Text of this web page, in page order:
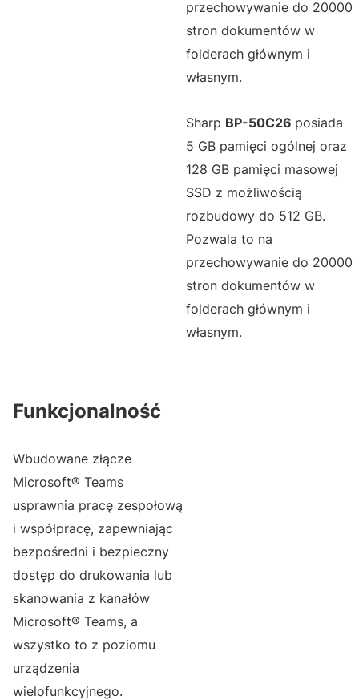
przechowywanie do 20000
stron dokumentów w
folderach głównym i
własnym.
Sharp BP-50C26 posiada
5 GB pamięci ogólnej oraz
128 GB pamięci masowej
SSD z możliwością
rozbudowy do 512 GB.
Pozwala to na
przechowywanie do 20000
stron dokumentów w
folderach głównym i
własnym.
Funkcjonalność
Wbudowane złącze
Microsoft® Teams
usprawnia pracę zespołową
i współpracę, zapewniając
bezpośredni i bezpieczny
dostęp do drukowania lub
skanowania z kanałów
Microsoft® Teams, a
wszystko to z poziomu
urządzenia
wielofunkcyjnego.